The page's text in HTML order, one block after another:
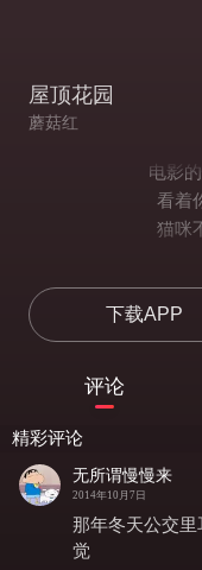
屋顶花园
蘑菇红
电影
看着
猫咪
雨后
云朵
站在
蛋糕
九
下载APP
评论
精彩评论
无所谓慢慢来
2014年10月7日
那年冬天公交
觉